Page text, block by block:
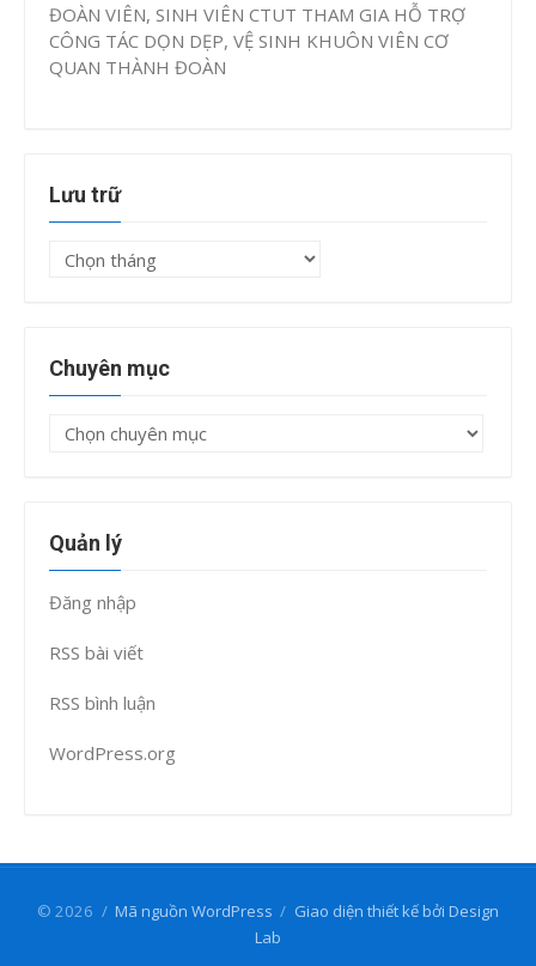
ĐOÀN VIÊN, SINH VIÊN CTUT THAM GIA HỖ TRỢ
CÔNG TÁC DỌN DẸP, VỆ SINH KHUÔN VIÊN CƠ
QUAN THÀNH ĐOÀN
Lưu trữ
Lưu
Chuyên mục
Chuyên
Quản lý
Đăng nhập
RSS bài viết
RSS bình luận
WordPress.org
© 2026 / Mã nguồn WordPress / Giao diện thiết kế bởi Design
Lab